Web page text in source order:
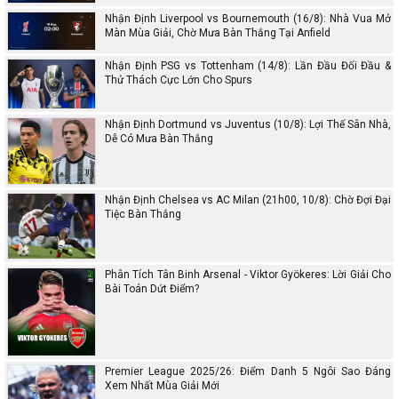
Nhận Định Liverpool vs Bournemouth (16/8): Nhà Vua Mở
Màn Mùa Giải, Chờ Mưa Bàn Thắng Tại Anfield
Nhận Định PSG vs Tottenham (14/8): Lần Đầu Đối Đầu &
Thử Thách Cực Lớn Cho Spurs
Nhận Định Dortmund vs Juventus (10/8): Lợi Thế Sân Nhà,
Dễ Có Mưa Bàn Thắng
Nhận Định Chelsea vs AC Milan (21h00, 10/8): Chờ Đợi Đại
Tiệc Bàn Thắng
Phân Tích Tân Binh Arsenal - Viktor Gyökeres: Lời Giải Cho
Bài Toán Dứt Điểm?
Premier League 2025/26: Điểm Danh 5 Ngôi Sao Đáng
Xem Nhất Mùa Giải Mới